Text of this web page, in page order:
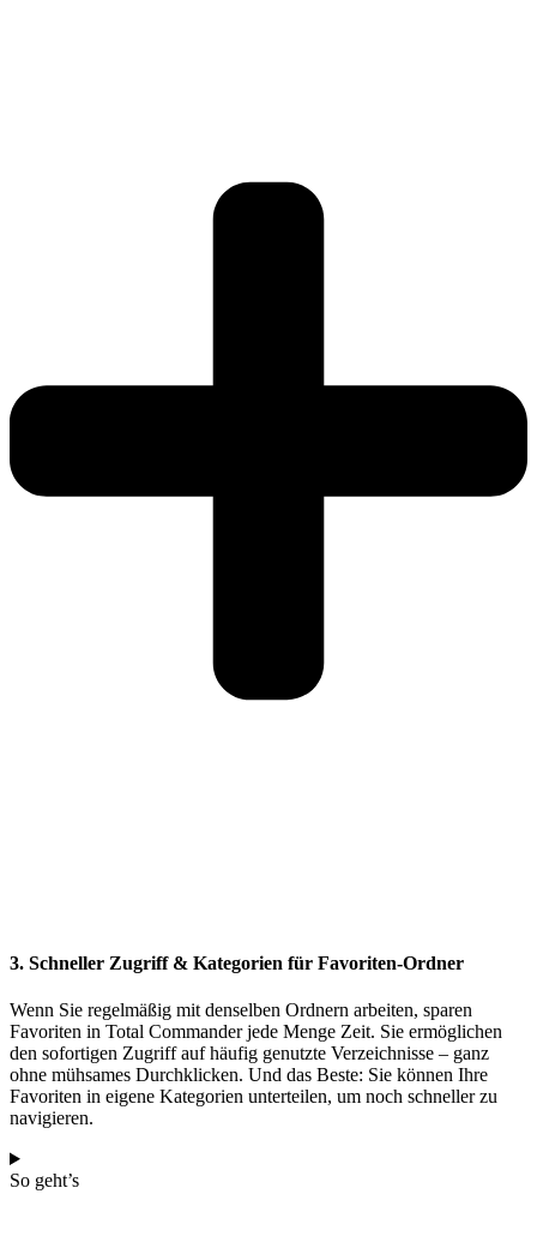
3. Schneller Zugriff & Kategorien für Favoriten-Ordner
Wenn Sie regelmäßig mit denselben Ordnern arbeiten, sparen
Favoriten in Total Commander jede Menge Zeit. Sie ermöglichen
den sofortigen Zugriff auf häufig genutzte Verzeichnisse – ganz
ohne mühsames Durchklicken. Und das Beste: Sie können Ihre
Favoriten in eigene Kategorien unterteilen, um noch schneller zu
navigieren.
So geht’s